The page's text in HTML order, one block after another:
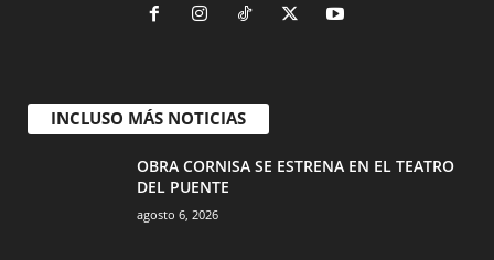
INCLUSO MÁS NOTICIAS
OBRA CORNISA SE ESTRENA EN EL TEATRO
DEL PUENTE
agosto 6, 2026